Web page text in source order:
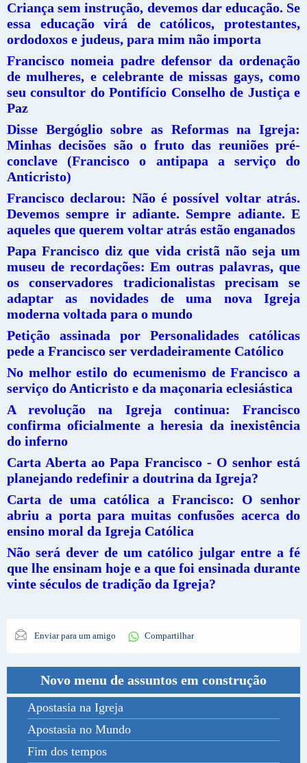
Criança sem instrução, devemos dar educação. Se
essa educação virá de católicos, protestantes,
ordodoxos e judeus, para mim não importa
Francisco nomeia padre defensor da ordenação
de mulheres, e celebrante de missas gays, como
seu consultor do Pontifício Conselho de Justiça e
Paz
Disse Bergóglio sobre as Reformas na Igreja:
Minhas decisões são o fruto das reuniões pré-
conclave (Francisco o antipapa a serviço do
Anticristo)
Francisco declarou: Não é possível voltar atrás.
Devemos sempre ir adiante. Sempre adiante. E
aqueles que querem voltar atrás estão enganados
Papa Francisco diz que vida cristã não seja um
museu de recordações: Em outras palavras, que
os conservadores tradicionalistas precisam se
adaptar as novidades de uma nova Igreja
moderna voltada para o mundo
Petição assinada por Personalidades católicas
pede a Francisco ser verdadeiramente Católico
No melhor estilo do ecumenismo de Francisco a
serviço do Anticristo e da maçonaria eclesiástica
A revolução na Igreja continua: Francisco
confirma oficialmente a heresia da inexistência
do inferno
Carta Aberta ao Papa Francisco - O senhor está
planejando redefinir a doutrina da Igreja?
Carta de uma católica a Francisco: O senhor
abriu a porta para muitas confusões acerca do
ensino moral da Igreja Católica
Não será dever de um católico julgar entre a fé
que lhe ensinam hoje e a que foi ensinada durante
vinte séculos de tradição da Igreja?
Enviar para um amigo Compartilhar
Novo menu de assuntos em construção
Apostasia na Igreja
Apostasia no Mundo
Fim dos tempos